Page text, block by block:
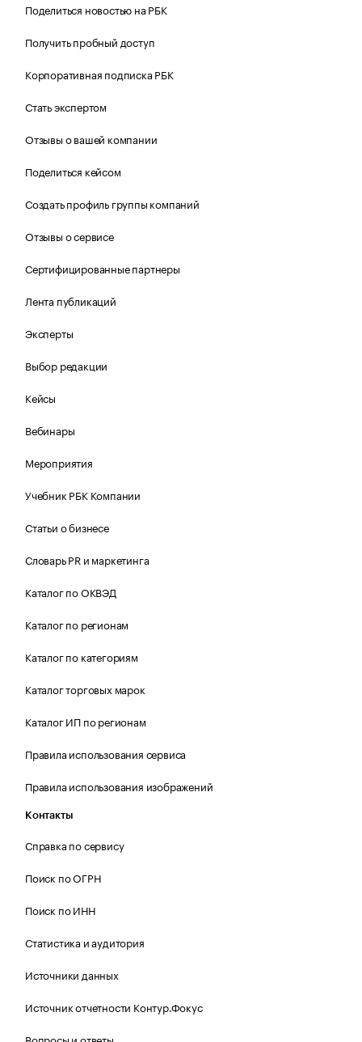
Поделиться новостью на РБК
Получить пробный доступ
Корпоративная подписка РБК
Стать экспертом
Отзывы о вашей компании
Поделиться кейсом
Создать профиль группы компаний
Отзывы о сервисе
Сертифицированные партнеры
Лента публикаций
Эксперты
Выбор редакции
Кейсы
Вебинары
Мероприятия
Учебник РБК Компании
Статьи о бизнесе
Словарь PR и маркетинга
Каталог по ОКВЭД
Каталог по регионам
Каталог по категориям
Каталог торговых марок
Каталог ИП по регионам
Правила использования сервиса
Правила использования изображений
Контакты
Справка по сервису
Поиск по ОГРН
Поиск по ИНН
Статистика и аудитория
Источники данных
Источник отчетности Контур.Фокус